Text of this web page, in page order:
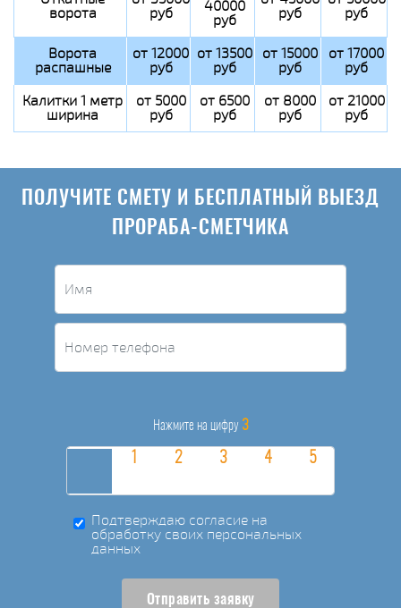
ворота руб 40000
руб руб руб
Ворота
распашные
от 12000
руб
от 13500
руб
от 15000
руб
от 17000
руб
Калитки 1 метр
ширина
от 5000
руб
от 6500
руб
от 8000
руб
от 21000
руб
ПОЛУЧИТЕ СМЕТУ И БЕСПЛАТНЫЙ ВЫЕЗД
ПРОРАБА-СМЕТЧИКА
Нажмите на цифру 3
Подтверждаю согласие на
обработку своих персональных
данных
Отправить заявку